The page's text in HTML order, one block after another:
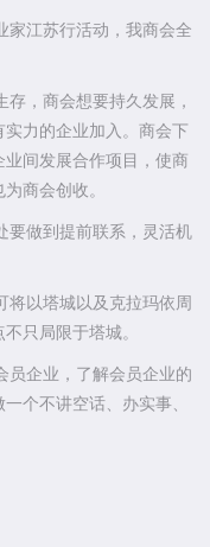
江苏行活动，我商会全
，商会想要持久发展，
力的企业加入。商会下
间发展合作项目，使商
商会创收。
做到提前联系，灵活机
以塔城以及克拉玛依周
只局限于塔城。
企业，了解会员企业的
个不讲空话、办实事、